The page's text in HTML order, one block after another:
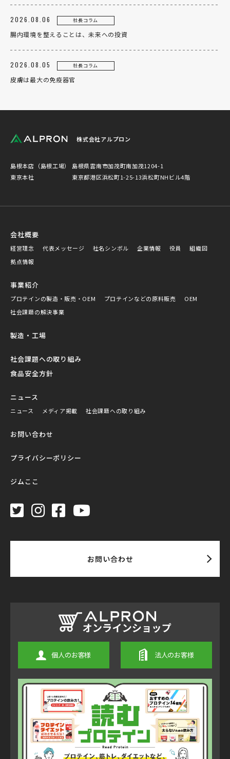
2026.08.06 社長コラム
腸内環境を整えることは、未来への投資
2026.08.05 社長コラム
皮膚は最大の免疫器官
株式会社アルプロン
島根本店（島根工場）
島根県雲南市加茂町南加茂1204-1
東京本社
東京都港区浜松町1-25-13浜松町NHビル4階
会社概要
経営理念 代表メッセージ 社名シンボル 企業情報 役員
組織図
拠点情報
事業紹介
プロテインの製造・販売・OEM プロテインなどの原料販売
OEM
社会課題の解決事業
製造・工場
社会課題への取り組み
食品安全方針
ニュース
ニュース メディア掲載 社会課題への取り組み
お問い合わせ
プライバシーポリシー
ジムここ
お問い合わせ
個人のお客様 法人のお客様